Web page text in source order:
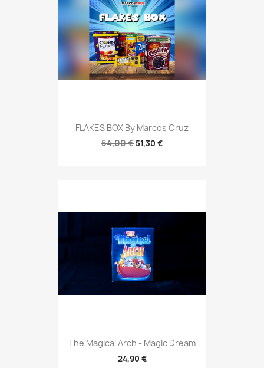
FLAKES BOX By Marcos Cruz
54,00 € 51,30 €
The Magical Arch - Magic Dream
24,90 €